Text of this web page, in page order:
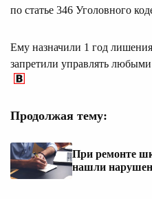
по статье 346 Уголовного
Ему назначили 1 год
запретили управлять
Продолжая тему:
При ремонте
нашли